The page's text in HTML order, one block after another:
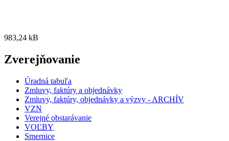
983,24 kB
Zverejňovanie
Úradná tabuľa
Zmluvy, faktúry a objednávky
Zmluvy, faktúry, objednávky a výzvy - ARCHÍV
VZN
Verejné obstarávanie
VOĽBY
Smernice